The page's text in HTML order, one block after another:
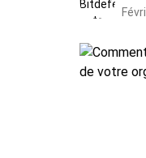
experts